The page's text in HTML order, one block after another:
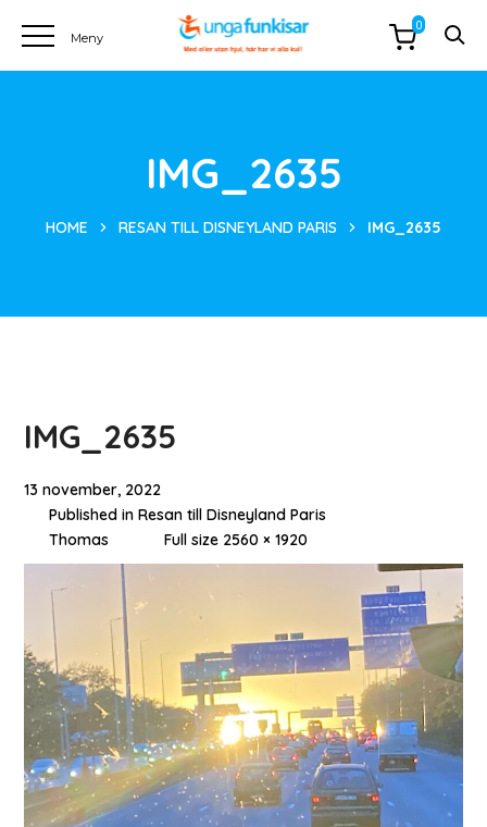
IMG_2635
HOME RESAN TILL DISNEYLAND PARIS IMG_2635
IMG_2635
13 november, 2022
Published inResan till Disneyland Paris
Thomas
Full size 2560 × 1920
0